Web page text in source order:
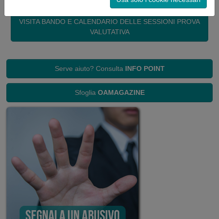
VISITA BANDO E CALENDARIO DELLE SESSIONI PROVA
VALUTATIVA
Serve aiuto? Consulta INFO POINT
Sfoglia OAMAGAZINE